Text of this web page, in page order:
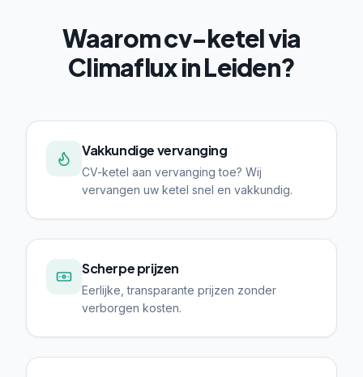
Waarom cv-ketel via
Climaflux in Leiden?
Vakkundige vervanging
CV-ketel aan vervanging toe? Wij
vervangen uw ketel snel en vakkundig.
Scherpe prijzen
Eerlijke, transparante prijzen zonder
verborgen kosten.